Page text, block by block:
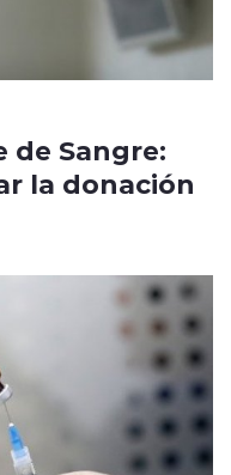
de Sangre:
la donación